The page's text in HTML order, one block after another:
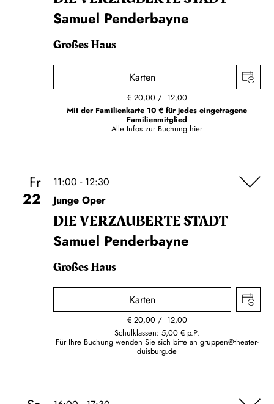
Samuel Penderbayne
Großes Haus
Karten
€ 20,00
12,00
Mit der Familienkarte 10 € für jedes eingetragene
Familienmitglied
Alle Infos zur Buchung hier
Fr
22
11:00 - 12:30
Junge Oper
DIE VERZAUBERTE STADT
Samuel Penderbayne
Großes Haus
Karten
€ 20,00
12,00
Schulklassen: 5,00 € p.P.
Für Ihre Buchung wenden Sie sich bitte an gruppen@theater-
duisburg.de